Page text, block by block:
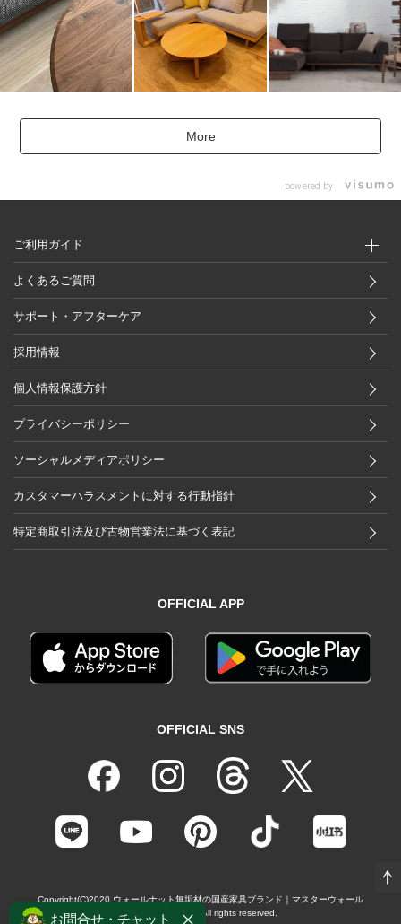
More
powered by
ご利用ガイド
よくあるご質問
サポート・アフターケア
採用情報
個人情報保護方針
プライバシーポリシー
ソーシャルメディアポリシー
カスタマーハラスメントに対する行動指針
特定商取引法及び古物営業法に基づく表記
OFFICIAL APP
OFFICIAL SNS
Copyright(C)2020ウォールナット無垢材の国産家具ブランド｜マスターウォール
（MASTERWAL）
All rights reserved.
お問合せ・チャット